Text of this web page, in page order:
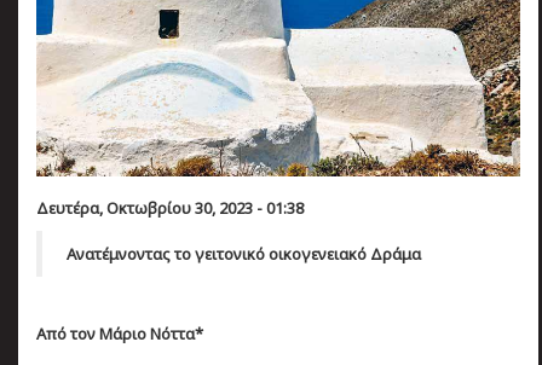
Δευτέρα, Οκτωβρίου 30, 2023 - 01:38
Ανατέμνοντας το γειτονικό οικογενειακό Δράμα
Από τον Μάριο Νόττα*